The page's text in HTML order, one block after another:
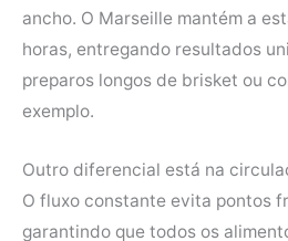
ancho. O Marseille mantém a
horas, entregando resultados
preparos longos de brisket ou
exemplo.
Outro diferencial está na
O fluxo constante evita pontos
garantindo que todos os